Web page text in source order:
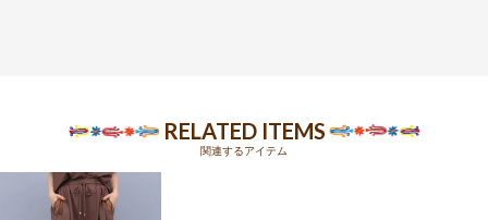
RELATED ITEMS
関連するアイテム